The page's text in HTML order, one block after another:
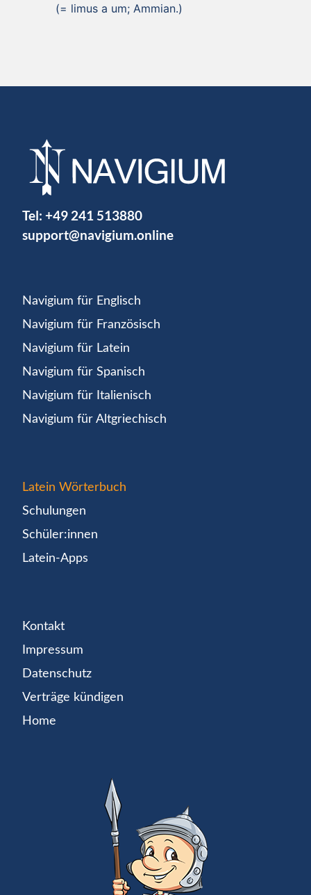
(= limus a um; Ammian.)
Tel: +49 241 513880
support@navigium.online
Navigium für Englisch
Navigium für Französisch
Navigium für Latein
Navigium für Spanisch
Navigium für Italienisch
Navigium für Altgriechisch
Latein Wörterbuch
Schulungen
Schüler:innen
Latein-Apps
Kontakt
Impressum
Datenschutz
Verträge kündigen
Home